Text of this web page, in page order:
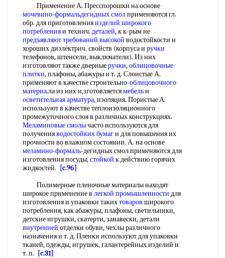
Применение А. Пресспорошки на основе
мочевино-формальдегидных смолприменяются гл.
обр. для приготовленияизделий широкого
потребленияи технич. деталей, к к-рым не
предъявляют требований высокой водостойкости и
хороших диэлектрич. свойств (корпуса и ручки
телефонов, штенсели, выключатели). Из них
изготовляют также дверныеручки,облицовочные
плитки, плафоны, абажуры и т. д. Слоистые А.
применяют в качестве строительно-облицовочного
материа.ла из них и,зготовляетсямебельи
осветительная арматура, изоляция. Пористые А.
используют в качестве теплоизоляционного
промежуточного слоя в различных конструкциях.
Меламиновые смолычасто используются для
полученияводостойких бумаги для повышения их
прочности во влажном состоянии. А. на основе
меламино-формаль-дегидных смол применяются для
изготовления посуды,стойкой к действию горячих
жидкостей.
[c.96]
Полимерные пленочные материалы находят
широкое применение в легкой промышленности для
изготовления и упаковки такихтоваров широкого
потребления, как абажуры, плафоны, светильники,
детские игрушки, скатерти, занавески, детали
внутренней отделки обуви, чехлы различного
назначения и т. д. Пленки используют для упаковки
тканей, одежды, игрушек, галантерейных изделий и
т. п.
[c.31]